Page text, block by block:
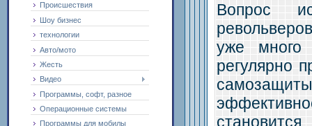
Происшествия
Шоу бизнес
технологии
Авто/мото
Жесть
Видео
Программы, софт, разное
Операционные системы
Программы для мобилы
Вопрос
уже много
регулярно